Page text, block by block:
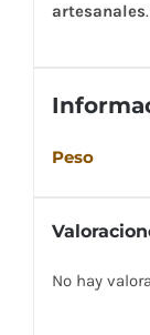
artesanales.
Peso
No hay